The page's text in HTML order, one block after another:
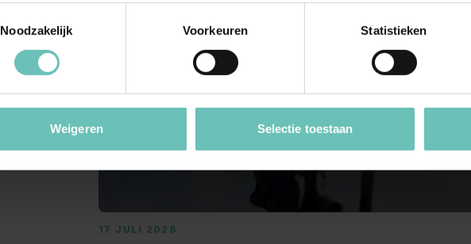
Noodzakelijk
Voorkeuren Statistieken
Weigeren Selectie toestaan
Niet succesvol gebleken investering in drie agrarische projecten
Vordering tot ...
Hoge Raad Updates Cassatie
17 JULI 2026